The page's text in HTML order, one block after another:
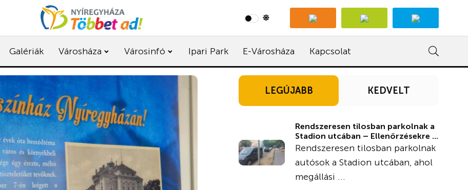
Galériák Városháza Városinfó Ipari Park E-Városháza Kapcsolat
LEGÚJABB KEDVELT
Rendszeresen tilosban parkolnak a
Stadion utcában – Ellenőrzésekre ...
Rendszeresen tilosban parkolnak
autósok a Stadion utcában, ahol
megállási ...